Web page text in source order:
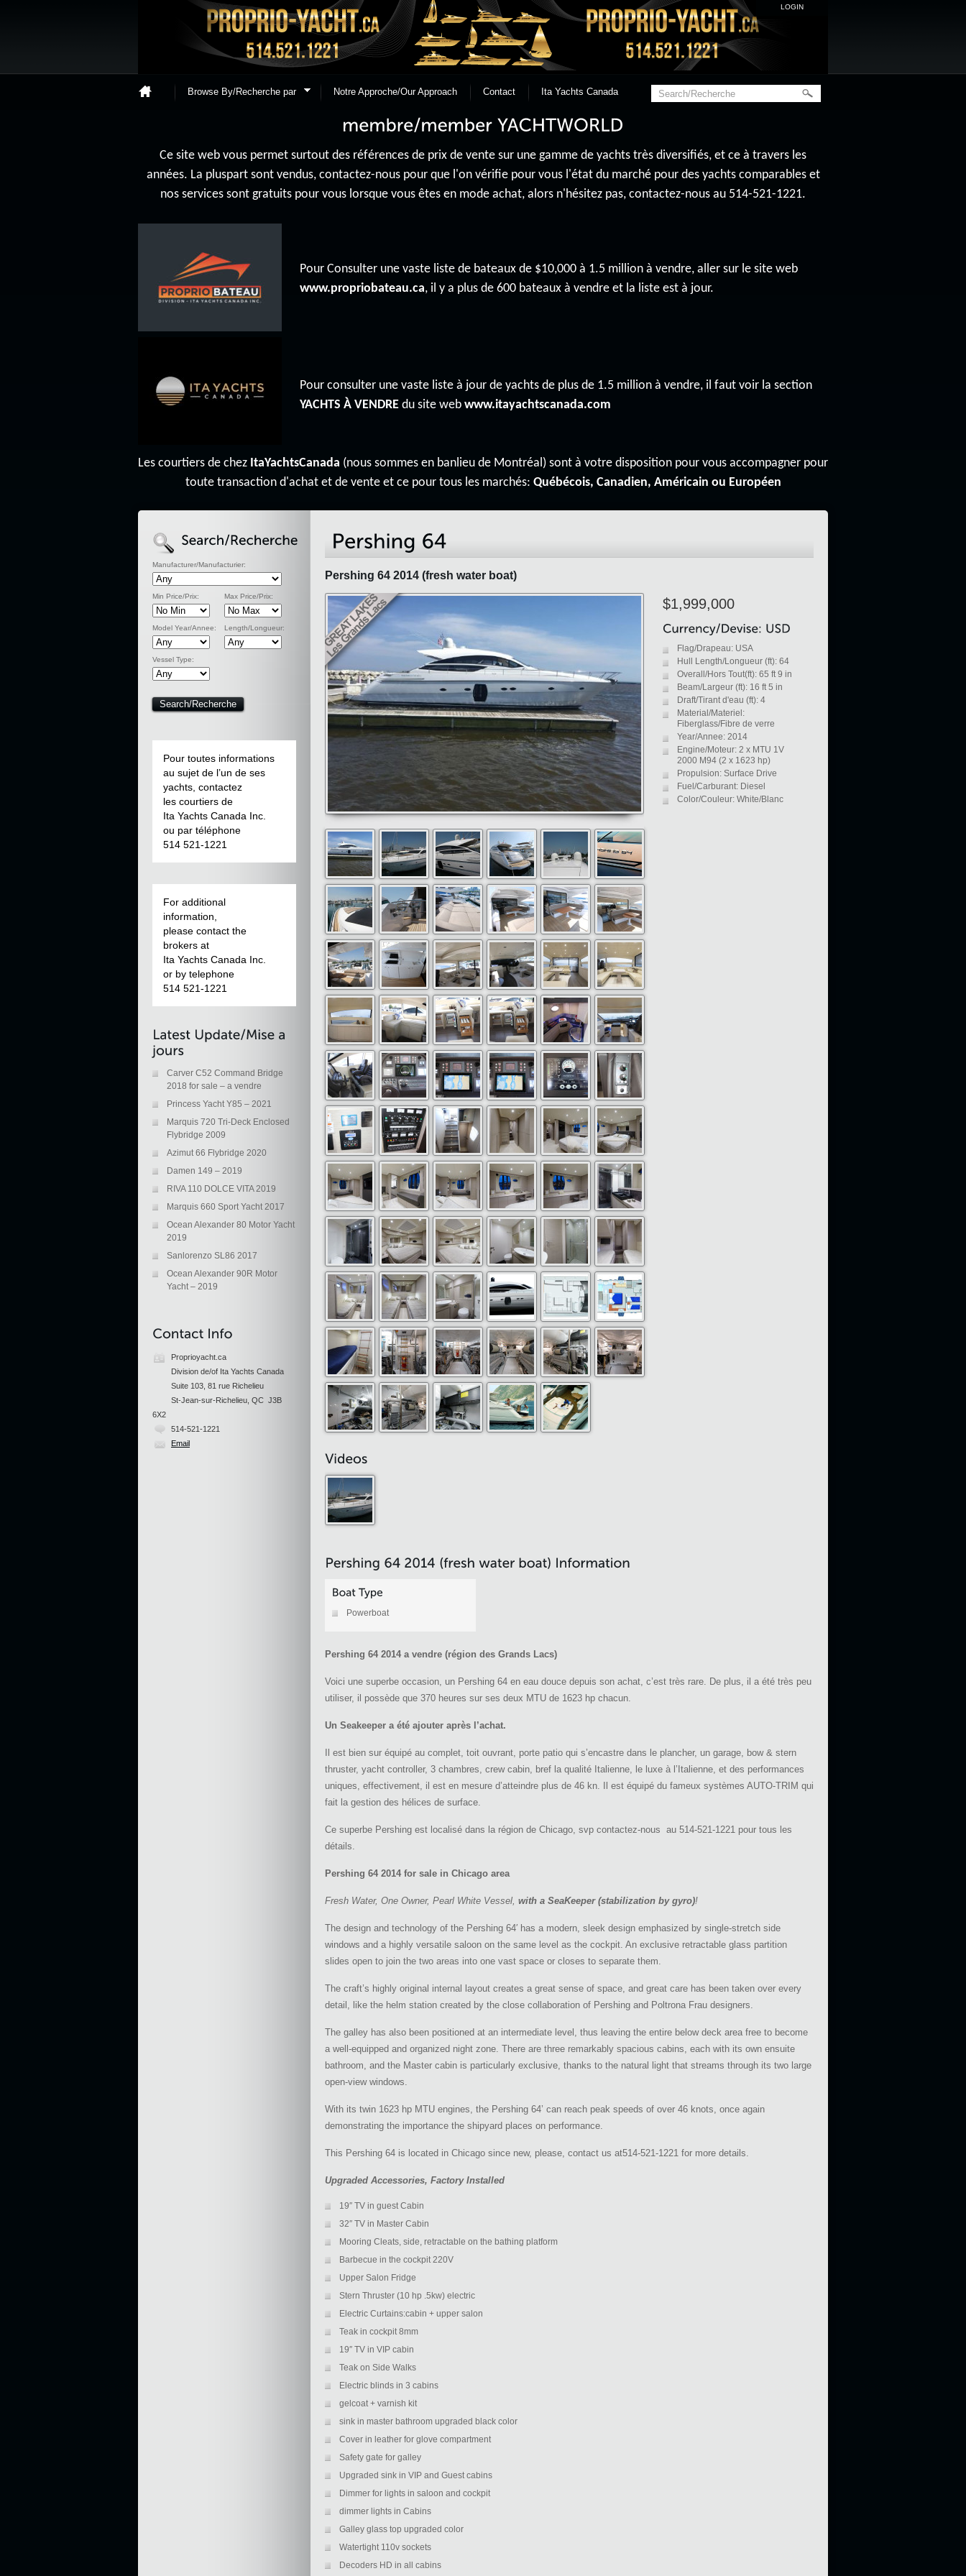
LOGIN
Browse By/Recherche par Notre Approche/Our Approach Contact Ita Yachts Canada
Ce site web vous permet surtout des références de prix de vente sur une gamme de yachts très diversifiés, et ce à travers les
années. La pluspart sont vendus, contactez-nous pour que l'on vérifie pour vous l'état du marché pour des yachts comparables et
nos services sont gratuits pour vous lorsque vous êtes en mode achat, alors n'hésitez pas, contactez-nous au 514-521-1221.
Pour Consulter une vaste liste de bateaux de $10,000 à 1.5 million à vendre, aller sur le site web
www.propriobateau.ca, il y a plus de 600 bateaux à vendre et la liste est à jour.
Pour consulter une vaste liste à jour de yachts de plus de 1.5 million à vendre, il faut voir la section
YACHTS À VENDRE du site web www.itayachtscanada.com
Les courtiers de chez ItaYachtsCanada (nous sommes en banlieu de Montréal) sont à votre disposition pour vous accompagner pour
toute transaction d'achat et de vente et ce pour tous les marchés: Québécois, Canadien, Américain ou Européen
Manufacturer/Manufacturier:
Min Price/Prix: Max Price/Prix:
Model Year/Annee: Length/Longueur:
Vessel Type:
Pour toutes informations
au sujet de l’un de ses
yachts, contactez
les courtiers de
Ita Yachts Canada Inc.
ou par téléphone
514 521-1221
For additional
information,
please contact the
brokers at
Ita Yachts Canada Inc.
or by telephone
514 521-1221
Carver C52 Command Bridge
2018 for sale – a vendre
Princess Yacht Y85 – 2021
Marquis 720 Tri-Deck Enclosed
Flybridge 2009
Azimut 66 Flybridge 2020
Damen 149 – 2019
RIVA 110 DOLCE VITA 2019
Marquis 660 Sport Yacht 2017
Ocean Alexander 80 Motor Yacht
2019
Sanlorenzo SL86 2017
Ocean Alexander 90R Motor
Yacht – 2019
Proprioyacht.ca
Division de/of Ita Yachts Canada
Suite 103, 81 rue Richelieu
St-Jean-sur-Richelieu, QC J3B
6X2
514-521-1221
Email
Pershing 64 2014 (fresh water boat)
Powerboat
Pershing 64 2014 a vendre (région des Grands Lacs)
Voici une superbe occasion, un Pershing 64 en eau douce depuis son achat, c’est très rare. De plus, il a été très peu
utiliser, il possède que 370 heures sur ses deux MTU de 1623 hp chacun.
Un Seakeeper a été ajouter après l’achat.
Il est bien sur équipé au complet, toit ouvrant, porte patio qui s’encastre dans le plancher, un garage, bow & stern
thruster, yacht controller, 3 chambres, crew cabin, bref la qualité Italienne, le luxe à l’Italienne, et des performances
uniques, effectivement, il est en mesure d’atteindre plus de 46 kn. Il est équipé du fameux systèmes AUTO-TRIM qui
fait la gestion des hélices de surface.
Ce superbe Pershing est localisé dans la région de Chicago, svp contactez-nous au 514-521-1221 pour tous les
détails.
Pershing 64 2014 for sale in Chicago area
Fresh Water, One Owner, Pearl White Vessel, with a SeaKeeper (stabilization by gyro)!
The design and technology of the Pershing 64′ has a modern, sleek design emphasized by single-stretch side
windows and a highly versatile saloon on the same level as the cockpit. An exclusive retractable glass partition
slides open to join the two areas into one vast space or closes to separate them.
The craft’s highly original internal layout creates a great sense of space, and great care has been taken over every
detail, like the helm station created by the close collaboration of Pershing and Poltrona Frau designers.
The galley has also been positioned at an intermediate level, thus leaving the entire below deck area free to become
a well-equipped and organized night zone. There are three remarkably spacious cabins, each with its own ensuite
bathroom, and the Master cabin is particularly exclusive, thanks to the natural light that streams through its two large
open-view windows.
With its twin 1623 hp MTU engines, the Pershing 64’ can reach peak speeds of over 46 knots, once again
demonstrating the importance the shipyard places on performance.
This Pershing 64 is located in Chicago since new, please, contact us at514-521-1221 for more details.
Upgraded Accessories, Factory Installed
19″ TV in guest Cabin
32″ TV in Master Cabin
Mooring Cleats, side, retractable on the bathing platform
Barbecue in the cockpit 220V
Upper Salon Fridge
Stern Thruster (10 hp .5kw) electric
Electric Curtains:cabin + upper salon
Teak in cockpit 8mm
19″ TV in VIP cabin
Teak on Side Walks
Electric blinds in 3 cabins
gelcoat + varnish kit
sink in master bathroom upgraded black color
Cover in leather for glove compartment
Safety gate for galley
Upgraded sink in VIP and Guest cabins
Dimmer for lights in saloon and cockpit
dimmer lights in Cabins
Galley glass top upgraded color
Watertight 110v sockets
Decoders HD in all cabins
$1,999,000
Flag/Drapeau: USA
Hull Length/Longueur (ft): 64
Overall/Hors Tout(ft): 65 ft 9 in
Beam/Largeur (ft): 16 ft 5 in
Draft/Tirant d'eau (ft): 4
Material/Materiel:
Fiberglass/Fibre de verre
Year/Annee: 2014
Engine/Moteur: 2 x MTU 1V
2000 M94 (2 x 1623 hp)
Propulsion: Surface Drive
Fuel/Carburant: Diesel
Color/Couleur: White/Blanc